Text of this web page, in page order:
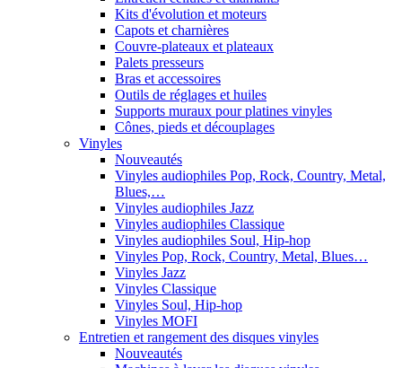
Kits d'évolution et moteurs
Capots et charnières
Couvre-plateaux et plateaux
Palets presseurs
Bras et accessoires
Outils de réglages et huiles
Supports muraux pour platines vinyles
Cônes, pieds et découplages
Vinyles
Nouveautés
Vinyles audiophiles Pop, Rock, Country, Metal,
Blues,…
Vinyles audiophiles Jazz
Vinyles audiophiles Classique
Vinyles audiophiles Soul, Hip-hop
Vinyles Pop, Rock, Country, Metal, Blues…
Vinyles Jazz
Vinyles Classique
Vinyles Soul, Hip-hop
Vinyles MOFI
Entretien et rangement des disques vinyles
Nouveautés